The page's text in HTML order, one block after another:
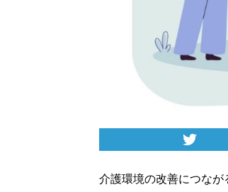
介護環境の改善につなが